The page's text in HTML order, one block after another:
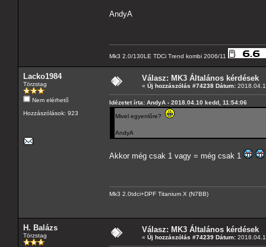
AndyA
Mk3 2.0/130LE TDCi Trend kombi 2006/11
Lacko1984
Törzstag
Nem elérhető
Hozzászólások: 923
Válasz: MK3 Általános kérdések
« Új hozzászólás #74238 Dátum:
Idézetet írta: AndyA - 2018.04.10 kedd, 11:54:06
Mivel egyenlőre?
AndyA
Akkor még csak 1 vagy = még csak 1
Mk3 2.0tdci+DPF Titanium X (N7BB)
H. Balázs
Törzstag
Válasz: MK3 Általános kérdések
« Új hozzászólás #74239 Dátum: